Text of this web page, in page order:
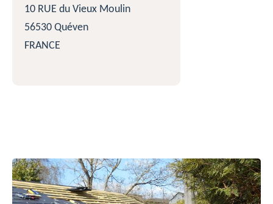
10 RUE du Vieux Moulin
56530 Quéven
FRANCE